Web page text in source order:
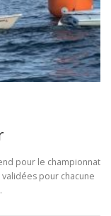
pour le championnat
pour chacune